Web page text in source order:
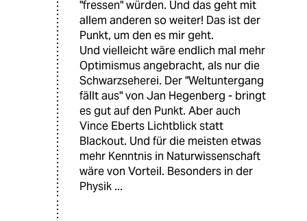
"fressen" würden. Und das geht mit
allem anderen so weiter! Das ist der
Punkt, um den es mir geht.
Und vielleicht wäre endlich mal mehr
Optimismus angebracht, als nur die
Schwarzseherei. Der "Weltuntergang
fällt aus" von Jan Hegenberg - bringt
es gut auf den Punkt. Aber auch
Vince Eberts Lichtblick statt
Blackout. Und für die meisten etwas
mehr Kenntnis in Naturwissenschaft
wäre von Vorteil. Besonders in der
Physik ...